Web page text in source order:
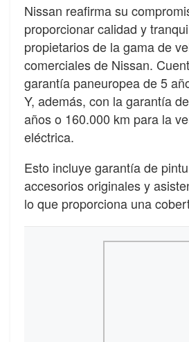
Nissan reafirma su
proporcionar calidad y
propietarios de la gama de
comerciales de Nissan.
garantía paneuropea de 5
Y, además, con la garantía
años o 160.000 km para la
eléctrica.
Esto incluye garantía de
accesorios originales y
lo que proporciona una